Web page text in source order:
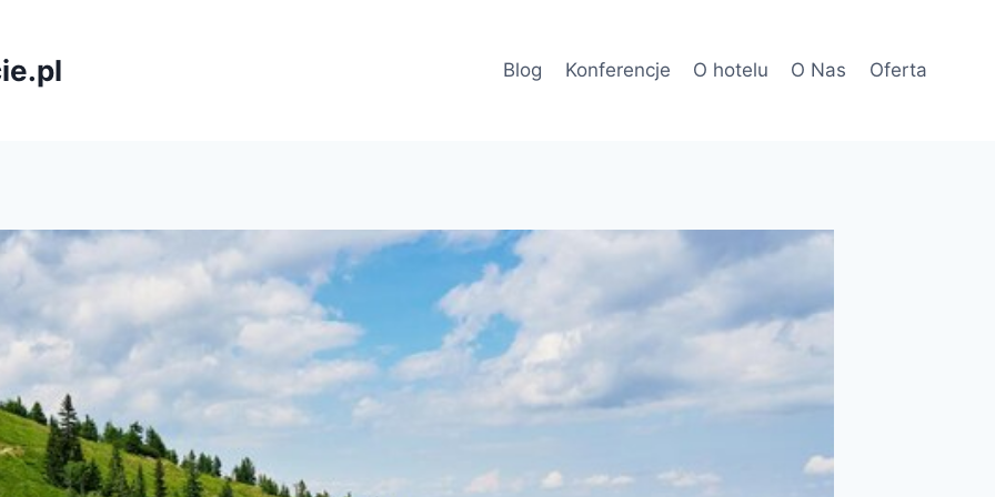
Blog Konferencje O hotelu O Nas Oferta